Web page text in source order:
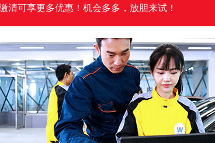
可享更多优惠！机会多多，放胆来试！